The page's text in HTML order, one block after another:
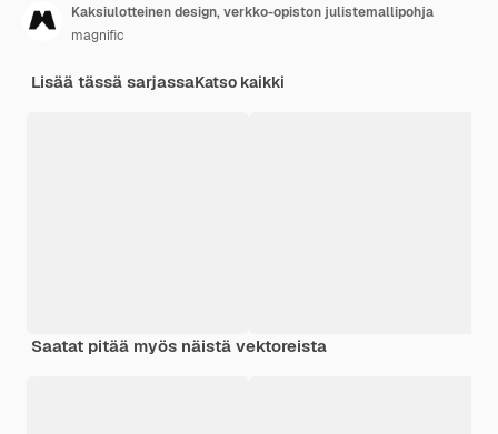
Kaksiulotteinen design, verkko-opiston julistemallipohja
magnific
Lisää tässä sarjassaKatso kaikki
Saatat pitää myös näistä vektoreista